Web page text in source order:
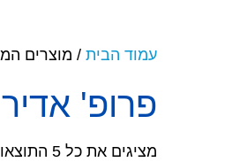
עמוד הבית / מוצרים
פרופ'
מציגים את כל ⁦5⁩ התוצאות